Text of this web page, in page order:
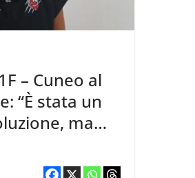
– Cuneo al
“È stata un
ma
chiare siu
fare”